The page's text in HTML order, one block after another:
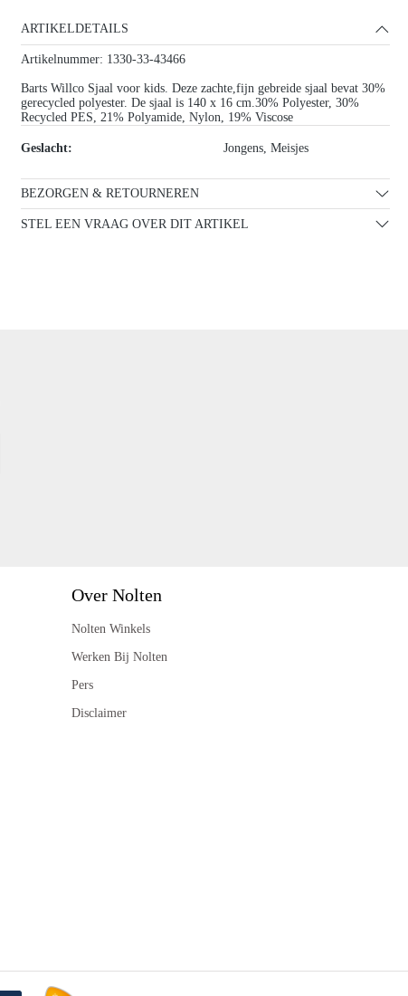
ARTIKELDETAILS
Artikelnummer: 1330-33-43466
Barts Willco Sjaal voor kids. Deze zachte,fijn gebreide sjaal bevat 30%
gerecycled polyester. De sjaal is 140 x 16 cm.30% Polyester, 30%
Recycled PES, 21% Polyamide, Nylon, 19% Viscose
Geslacht: Jongens , Meisjes
BEZORGEN & RETOURNEREN
STEL EEN VRAAG OVER DIT ARTIKEL
Over Nolten
Nolten Winkels
Werken Bij Nolten
Pers
Disclaimer